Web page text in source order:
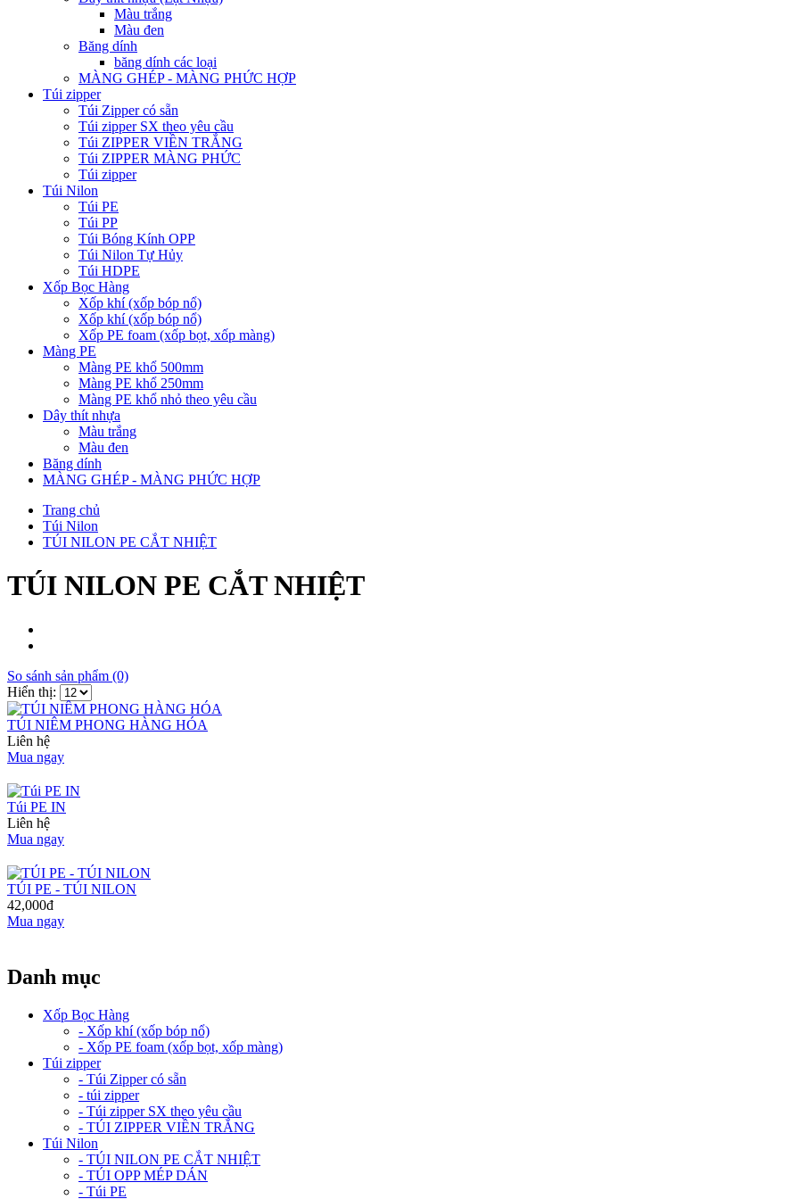
Màu trắng
Màu đen
Băng dính
băng dính các loại
MÀNG GHÉP - MÀNG PHỨC HỢP
Túi zipper
Túi Zipper có sẵn
Túi zipper SX theo yêu cầu
Túi ZIPPER VIỀN TRẮNG
Túi ZIPPER MÀNG PHỨC
Túi zipper
Túi Nilon
Túi PE
Túi PP
Túi Bóng Kính OPP
Túi Nilon Tự Hủy
Túi HDPE
Xốp Bọc Hàng
Xốp khí (xốp bóp nổ)
Xốp khí (xốp bóp nổ)
Xốp PE foam (xốp bọt, xốp màng)
Màng PE
Màng PE khổ 500mm
Màng PE khổ 250mm
Màng PE khổ nhỏ theo yêu cầu
Dây thít nhựa
Màu trắng
Màu đen
Băng dính
MÀNG GHÉP - MÀNG PHỨC HỢP
Trang chủ
Túi Nilon
TÚI NILON PE CẮT NHIỆT
TÚI NILON PE CẮT NHIỆT
So sánh sản phẩm (0)
Hiển thị:
TÚI NIÊM PHONG HÀNG HÓA
Liên hệ
Mua ngay
Túi PE IN
Liên hệ
Mua ngay
TÚI PE - TÚI NILON
42,000đ
Mua ngay
Danh mục
Xốp Bọc Hàng
- Xốp khí (xốp bóp nổ)
- Xốp PE foam (xốp bọt, xốp màng)
Túi zipper
- Túi Zipper có sẵn
- túi zipper
- Túi zipper SX theo yêu cầu
- TÚI ZIPPER VIỀN TRẮNG
Túi Nilon
- TÚI NILON PE CẮT NHIỆT
- TÚI OPP MÉP DÁN
- Túi PE